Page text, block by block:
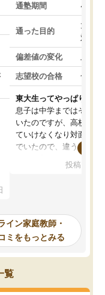
通塾期間 4ヵ月
通った目的
大学
対策
偏差値の変化
志望校の合格 合格
東大生ってやっぱりすご
息子は中学まではそこそ
いたのですが、高校に入
ていけなくなり対面の塾
でいたので、違うアプロ
で、当初は模試でD判定
自習室が毎日使えていつ
るのが心強かったよう
謝です。
投稿日：
イン家庭教師・
ミをもっとみる
覧